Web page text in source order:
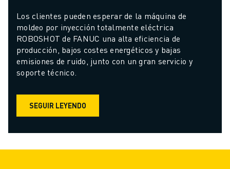
Los clientes pueden esperar de la máquina de
moldeo por inyección totalmente eléctrica
ROBOSHOT de FANUC una alta eficiencia de
producción, bajos costes energéticos y bajas
emisiones de ruido, junto con un gran servicio y
soporte técnico.
SEGUIR LEYENDO